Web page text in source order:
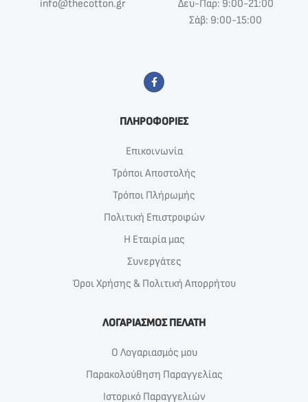
info@thecotton.gr
Δευ-Παρ: 9:00-21:00
Σάβ: 9:00-15:00
ΠΛΗΡΟΦΟΡΙΕΣ
Επικοινωνία
Τρόποι Αποστολής
Τρόποι Πλήρωμής
Πολιτική Επιστροφών
Η Εταιρία μας
Συνεργάτες
Όροι Χρήσης & Πολιτική Απορρήτου
ΛΟΓΑΡΙΑΣΜΟΣ ΠΕΛΑΤΗ
Ο Λογαριασμός μου
Παρακολούθηση Παραγγελίας
Ιστορικό Παραγγελιών